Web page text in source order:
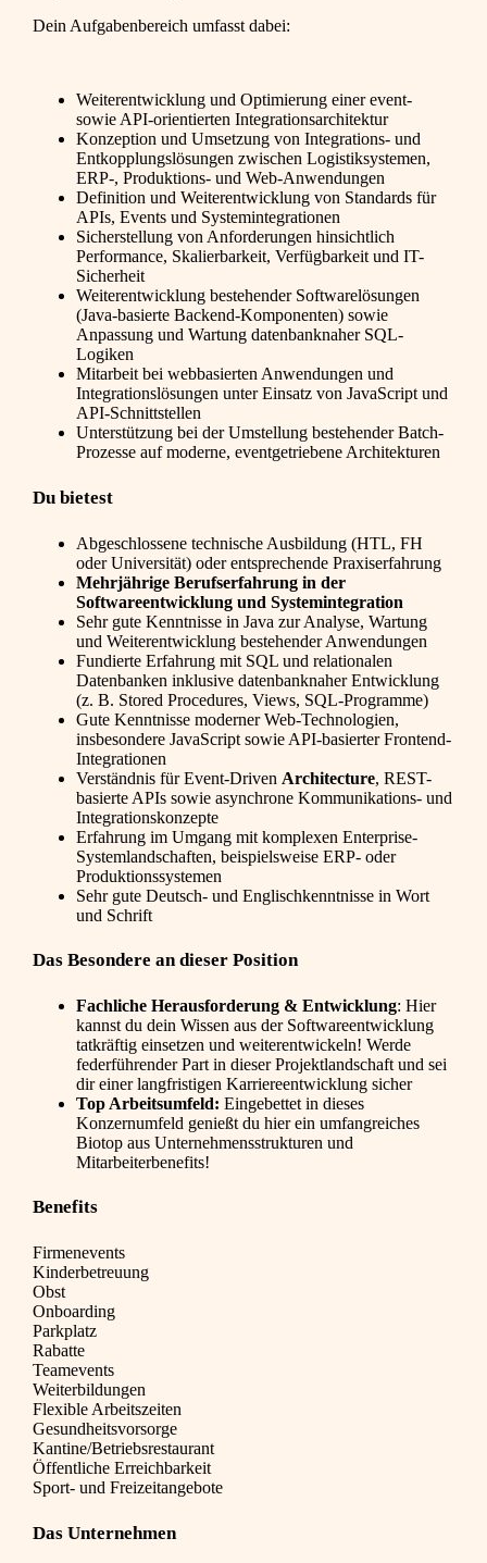
Dein Aufgabenbereich umfasst dabei:
Weiterentwicklung und Optimierung einer event-
sowie API-orientierten Integrationsarchitektur
Konzeption und Umsetzung von Integrations- und
Entkopplungslösungen zwischen Logistiksystemen,
ERP-, Produktions- und Web-Anwendungen
Definition und Weiterentwicklung von Standards für
APIs, Events und Systemintegrationen
Sicherstellung von Anforderungen hinsichtlich
Performance, Skalierbarkeit, Verfügbarkeit und IT-
Sicherheit
Weiterentwicklung bestehender Softwarelösungen
(Java-basierte Backend-Komponenten) sowie
Anpassung und Wartung datenbanknaher SQL-
Logiken
Mitarbeit bei webbasierten Anwendungen und
Integrationslösungen unter Einsatz von JavaScript und
API-Schnittstellen
Unterstützung bei der Umstellung bestehender Batch-
Prozesse auf moderne, eventgetriebene Architekturen
Du bietest
Abgeschlossene technische Ausbildung (HTL, FH
oder Universität) oder entsprechende Praxiserfahrung
Mehrjährige Berufserfahrung in der
Softwareentwicklung und Systemintegration
Sehr gute Kenntnisse in Java zur Analyse, Wartung
und Weiterentwicklung bestehender Anwendungen
Fundierte Erfahrung mit SQL und relationalen
Datenbanken inklusive datenbanknaher Entwicklung
(z. B. Stored Procedures, Views, SQL-Programme)
Gute Kenntnisse moderner Web-Technologien,
insbesondere JavaScript sowie API-basierter Frontend-
Integrationen
Verständnis für Event-Driven Architecture, REST-
basierte APIs sowie asynchrone Kommunikations- und
Integrationskonzepte
Erfahrung im Umgang mit komplexen Enterprise-
Systemlandschaften, beispielsweise ERP- oder
Produktionssystemen
Sehr gute Deutsch- und Englischkenntnisse in Wort
und Schrift
Das Besondere an dieser Position
Fachliche Herausforderung & Entwicklung: Hier
kannst du dein Wissen aus der Softwareentwicklung
tatkräftig einsetzen und weiterentwickeln! Werde
federführender Part in dieser Projektlandschaft und sei
dir einer langfristigen Karriereentwicklung sicher
Top Arbeitsumfeld: Eingebettet in dieses
Konzernumfeld genießt du hier ein umfangreiches
Biotop aus Unternehmensstrukturen und
Mitarbeiterbenefits!
Benefits
Firmenevents
Kinderbetreuung
Obst
Onboarding
Parkplatz
Rabatte
Teamevents
Weiterbildungen
Flexible Arbeitszeiten
Gesundheitsvorsorge
Kantine/Betriebsrestaurant
Öffentliche Erreichbarkeit
Sport- und Freizeitangebote
Das Unternehmen